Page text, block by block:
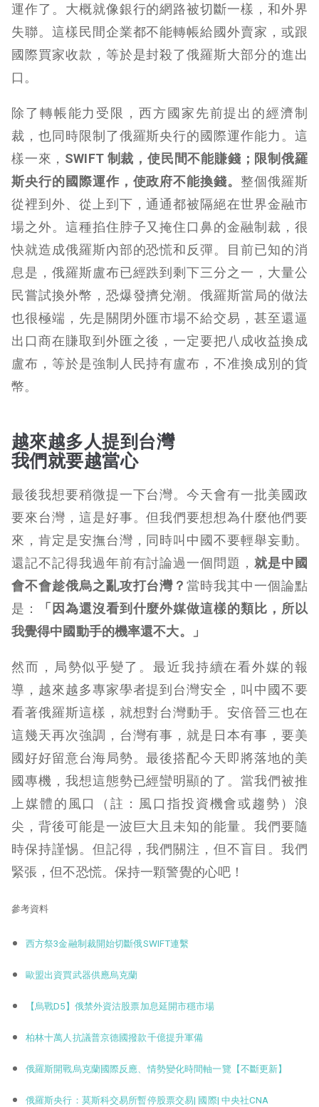
運作了。大概就像銀行的網路被切斷一樣，和外界
失聯。這樣民間企業都不能轉帳給國外賣家，或跟
國際買家收款，等於是封殺了俄羅斯大部分的進出
口。
除了轉帳能力受限，西方國家先前提出的經濟制
裁，也同時限制了俄羅斯央行的國際運作能力。這
樣一來， SWIFT 制裁，使民間不能賺錢；限制俄羅
斯央行的國際運作，使政府不能換錢。整個俄羅斯
從裡到外、從上到下，通通都被隔絕在世界金融市
場之外。這種掐住脖子又掩住口鼻的金融制裁，很
快就造成俄羅斯內部的恐慌和反彈。目前已知的消
息是，俄羅斯盧布已經跌到剩下三分之一，大量公
民嘗試換外幣，恐爆發擠兌潮。俄羅斯當局的做法
也很極端，先是關閉外匯市場不給交易，甚至還逼
出口商在賺取到外匯之後，一定要把八成收益換成
盧布，等於是強制人民持有盧布，不准換成別的貨
幣。
越來越多人提到台灣
我們就要越當心
最後我想要稍微提一下台灣。今天會有一批美國政
要來台灣，這是好事。但我們要想想為什麼他們要
來，肯定是安撫台灣，同時叫中國不要輕舉妄動。
還記不記得我過年前有討論過一個問題，就是中國
會不會趁俄烏之亂攻打台灣？當時我其中一個論點
是：
「因為還沒看到什麼外媒做這樣的類比，所以
我覺得中國動手的機率還不大。」
然而，局勢似乎變了。最近我持續在看外媒的報
導，越來越多專家學者提到台灣安全，叫中國不要
看著俄羅斯這樣，就想對台灣動手。安倍晉三也在
這幾天再次強調，台灣有事，就是日本有事，要美
國好好留意台海局勢。最後搭配今天即將落地的美
國專機，我想這態勢已經蠻明顯的了。當我們被推
上媒體的風口（註：風口指投資機會或趨勢）浪
尖，背後可能是一波巨大且未知的能量。我們要隨
時保持謹惕。但記得，我們關注，但不盲目。我們
緊張，但不恐慌。保持一顆警覺的心吧！
參考資料
西方祭3金融制裁開始切斷俄SWIFT連繫
歐盟出資買武器供應烏克蘭
【烏戰D5】俄禁外資沽股票加息延開市穩市場
柏林十萬人抗議普京德國撥款千億提升軍備
俄羅斯開戰烏克蘭國際反應、情勢變化時間軸一覽【不斷更新】
俄羅斯央行：莫斯科交易所暫停股票交易| 國際| 中央社CNA